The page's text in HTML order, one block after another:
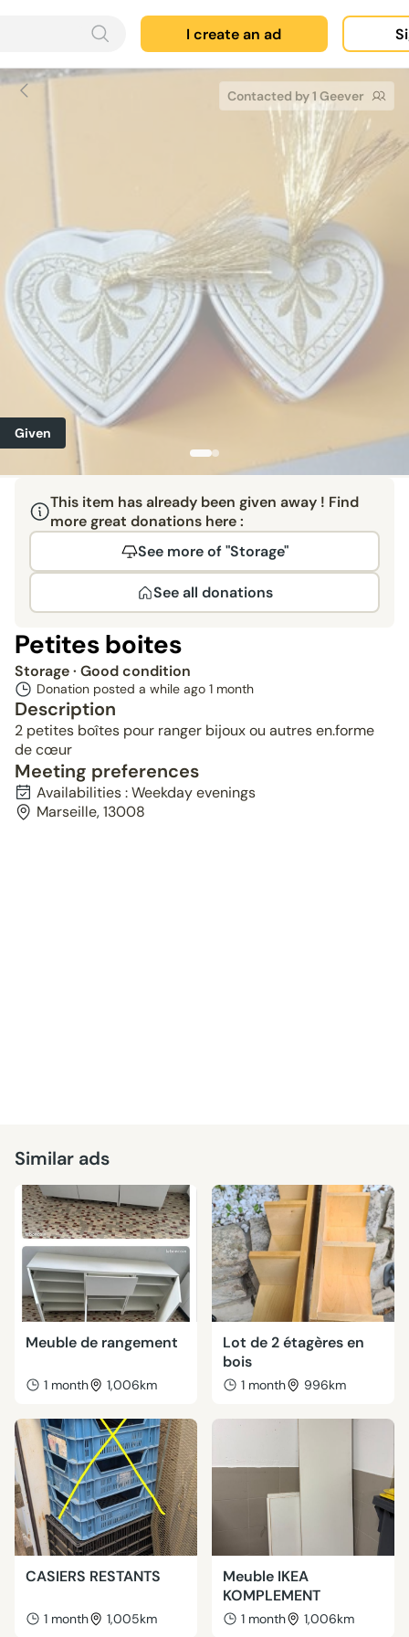
I create an ad
Contacted by 1 Geever
Given
This item has already been given away ! Find
more great donations here :
See more of "Storage"
See all donations
Petites boites
Storage· Good condition
Donation posted a while ago 1 month
Description
2 petites boîtes pour ranger bijoux ou autres en.forme
de cœur
Meeting preferences
Availabilities : Weekday evenings
Marseille, 13008
Similar ads
Meuble de rangement
1 month 1,006km
Lot de 2 étagères en
bois
1 month 996km
CASIERS RESTANTS
1 month 1,005km
Meuble IKEA
KOMPLEMENT
1 month 1,006km